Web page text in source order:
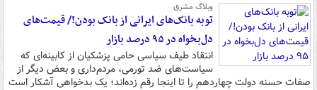
وبلاگ مشرق
توبه بانک‌های ایرانی از بانک بودن!/ قیمت‌های
دل‌بخواه در ۹۵ درصد بازار
انتقاد طیف سیاسی حامی پزشکیان از کابینه‌ای که
سیاست‌های ضد تورمی، مردم‌داری و بعض دیگر از
صفات حسنه دولت چهاردهم را تا اینجا رقم زده‌اند؛ یک بدخواهی آشکار است